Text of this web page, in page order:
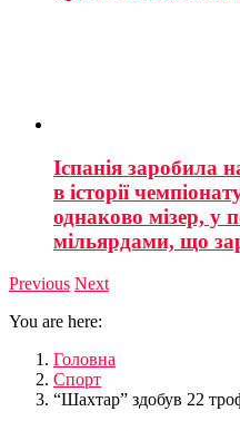
Іспанія заробила
в історії
однаково мізер, у
мільярдами, що
Previous Next
You are here:
Головна
Спорт
“Шахтар” здобув 22